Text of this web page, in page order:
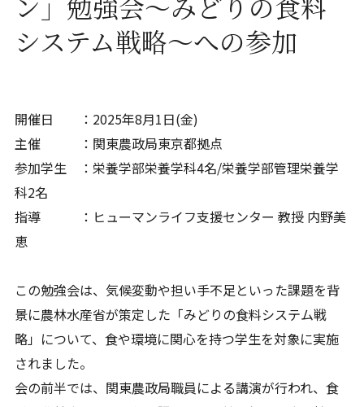
システム戦略～への参加
開催日 ：2025年8月1日(金)
主催 ：関東農政局東京都拠点
参加学生 ：栄養学部栄養学科4名/栄養学部管理栄養学
科2名
指導 ：ヒューマンライフ支援センター 教授 内野美
恵
この勉強会は、気候変動や担い手不足といった課題を背
景に農林水産省が策定した「みどりの食料システム戦
略」について、食や環境に関心を持つ学生を対象に実施
されました。
会の前半では、関東農政局職員による講演が行われ、食